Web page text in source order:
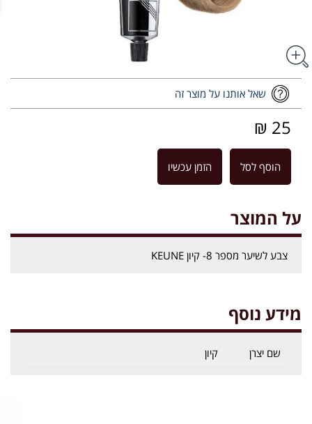
שאל אותנו על מוצר זה
25 ₪
הוסף לסל הזמן עכשיו
על המוצר
צבע לשיער מספר 8- קיון KEUNE
מידע נוסף
שם יצרן קיון